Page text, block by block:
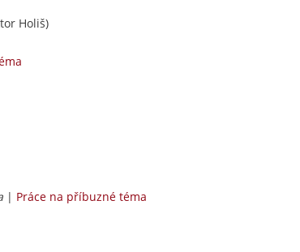
Holiš)
| Práce na příbuzné téma